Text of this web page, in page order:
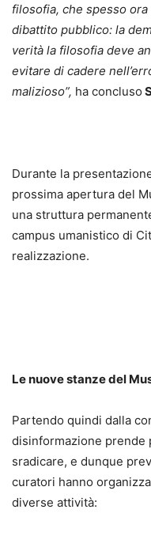
filosofia, che spesso
dibattito pubblico: la
verità la filosofia deve
evitare di cadere
malizioso”, ha concluso
Durante la
prossima apertura del
una struttura
campus umanistico di
realizzazione.
Le nuove stanze del
Partendo quindi dalla
disinformazione prende
sradicare, e dunque
curatori hanno
diverse attività: